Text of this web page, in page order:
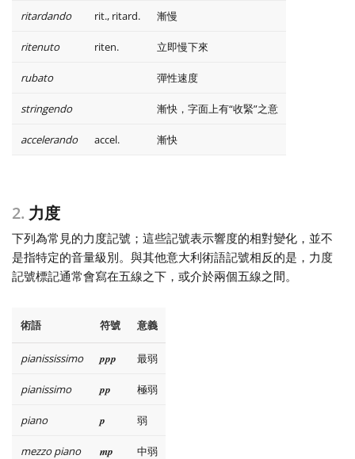
ritardando rit., ritard. 漸慢
ritenuto riten. 立即慢下來
rubato 彈性速度
stringendo 漸快，字面上有“收緊”之意
accelerando accel. 漸快
2. 力度
下列為常見的力度記號；這些記號表示響度的相對變化，並不
是指特定的音量級別。與其他意大利術語記號相反的是，力度
記號標記通常會寫在五線之下，或介於兩個五線之間。
術語 符號 意義
pianississimo ppp 最弱
pianissimo pp 極弱
piano p 弱
mezzo piano mp 中弱